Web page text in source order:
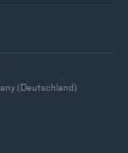
(Deutschland)